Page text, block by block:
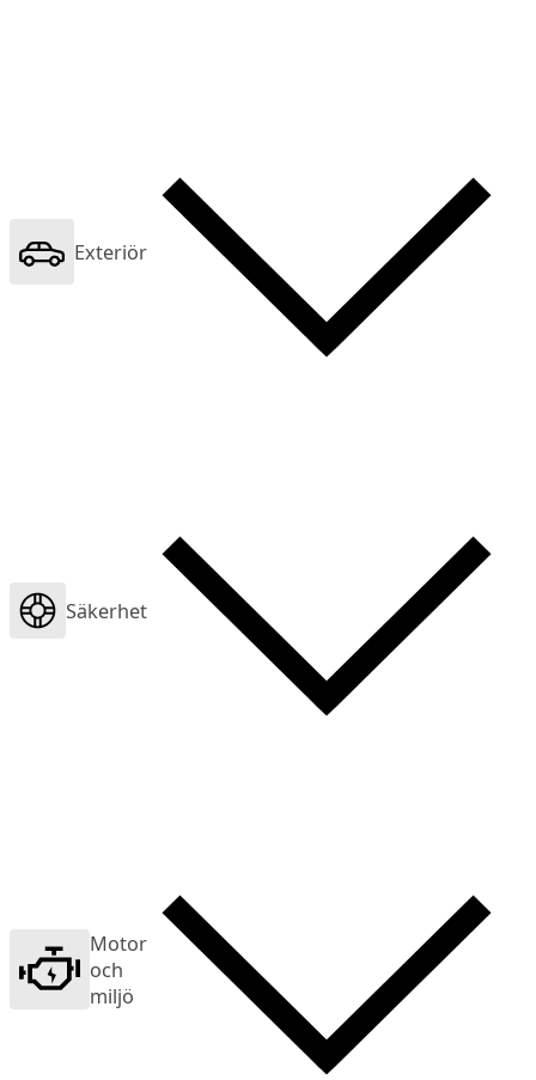
Exteriör
Säkerhet
Motor
och
miljö